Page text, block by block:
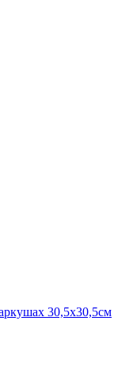
30,5х30,5см